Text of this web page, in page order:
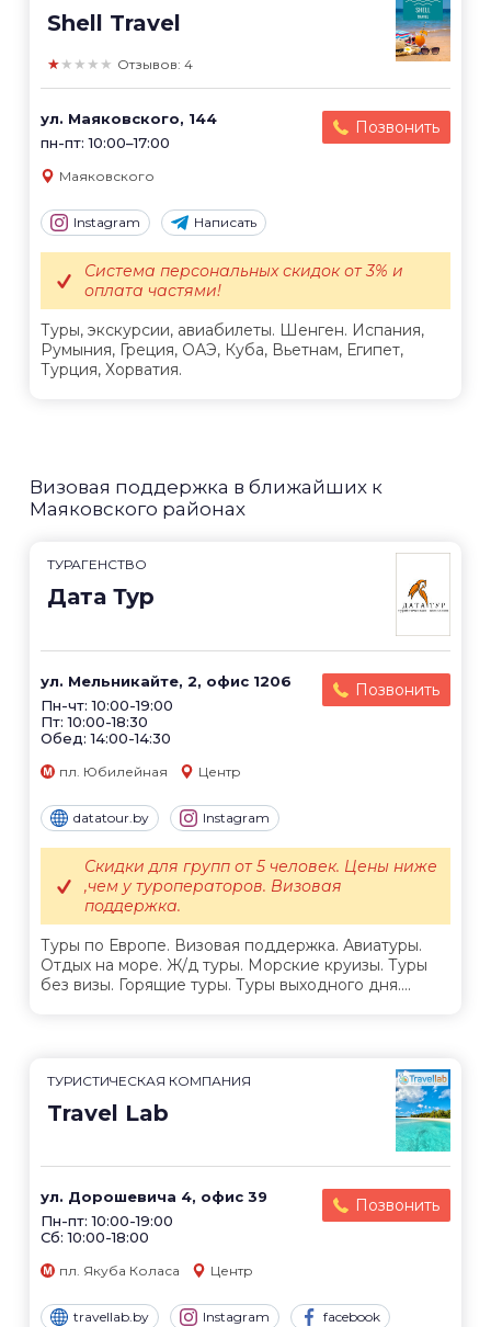
Shell Travel
★★★★★ Отзывов: 4
ул. Маяковского, 144
пн-пт: 10:00–17:00
Позвонить
Маяковского
Instagram Написать
Туры, экскурсии, авиабилеты. Шенген. Испания,
Румыния, Греция, ОАЭ, Куба, Вьетнам, Египет,
Турция, Хорватия.
Система персональных скидок от 3% и
оплата частями!
Визовая поддержка в ближайших к
Маяковского районах
ТУРАГЕНСТВО
Дата Тур
ул. Мельникайте, 2, офис 1206
Пн-чт: 10:00-19:00
Пт: 10:00-18:30
Обед: 14:00-14:30
Позвонить
пл. Юбилейная Центр
datatour.by Instagram
Туры по Европе. Визовая поддержка. Авиатуры.
Отдых на море. Ж/д туры. Морские круизы. Туры
без визы. Горящие туры. Туры выходного дня....
Скидки для групп от 5 человек. Цены ниже
,чем у туроператоров. Визовая
поддержка.
ТУРИСТИЧЕСКАЯ КОМПАНИЯ
Travel Lab
ул. Дорошевича 4, офис 39
Пн-пт: 10:00-19:00
Сб: 10:00-18:00
Позвонить
пл. Якуба Коласа Центр
travellab.by Instagram facebook